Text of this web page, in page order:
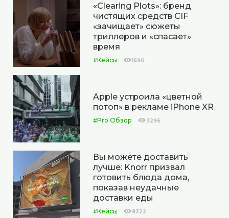
«Clearing Plots»: бренд
чистящих средств CIF
«зачищает» сюжеты
триллеров и «спасает»
время
#Кейсы 1690
Apple устроила «цветной
потоп» в рекламе iPhone XR
#Pro.Обзор 3296
Вы можете доставить
лучше: Knorr призвал
готовить блюда дома,
показав неудачные
доставки еды
#Кейсы 8322